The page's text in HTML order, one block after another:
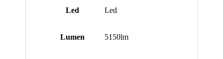
Led Led
Lumen 5150lm